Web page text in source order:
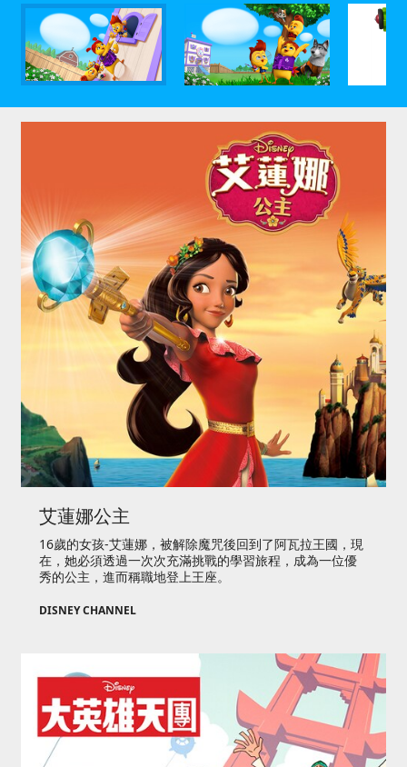
艾蓮娜公主
16歲的女孩-艾蓮娜，被解除魔咒後回到了阿瓦拉王國，現
在，她必須透過一次次充滿挑戰的學習旅程，成為一位優
秀的公主，進而稱職地登上王座。
DISNEY CHANNEL